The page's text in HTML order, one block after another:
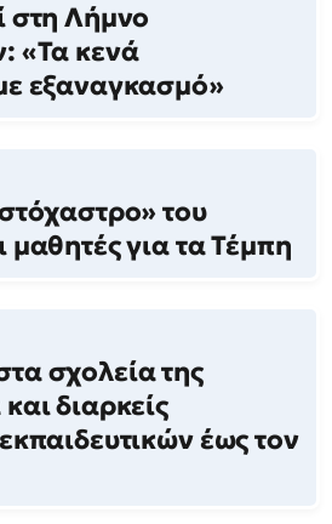
στη Λήμνο
«Τα κενά
εξαναγκασμό»
του
μαθητές για τα Τέμπη
σχολεία της
διαρκείς
έως τον